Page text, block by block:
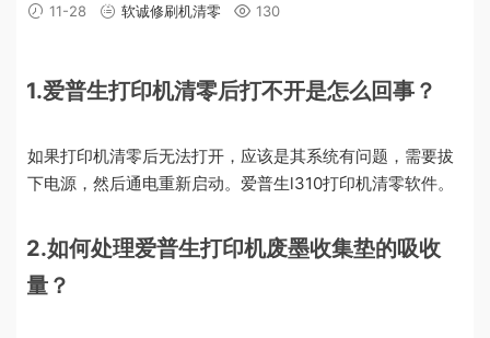
11-28 软诚修刷机清零 130
1.爱普生打印机清零后打不开是怎么回事？
如果打印机清零后无法打开，应该是其系统有问题，需要拔
下电源，然后通电重新启动。爱普生l310打印机清零软件。
2.如何处理爱普生打印机废墨收集垫的吸收
量？